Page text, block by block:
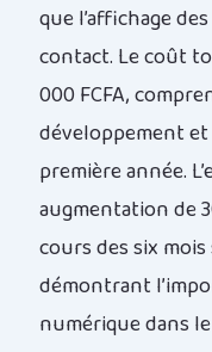
que l’affichage
contact. Le coût
000 FCFA,
développement
première année.
augmentation de
cours des six
démontrant
numérique dans